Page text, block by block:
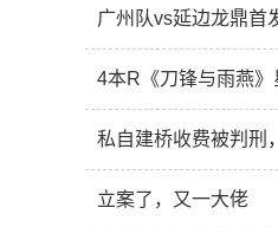
广州队vs延边龙鼎首
4本R《刀锋与雨燕》
私自建桥收费被判刑
立案了，又一大佬